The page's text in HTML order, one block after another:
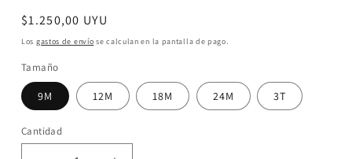
Precio
habitual
$1.250,00 UYU
Los gastos de envío se calculan en la pantalla de pago.
Tamaño
9M 12M 18M 24M 3T
Cantidad